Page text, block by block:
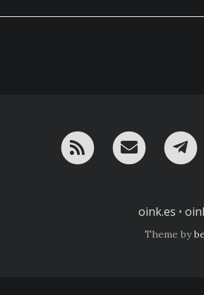
RSS
oink.es •
Theme by